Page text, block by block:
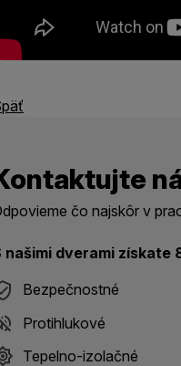
čo najskôr v
našimi dverami získate
Bezpečnostné
Protihlukové
Tepelno-izolačné